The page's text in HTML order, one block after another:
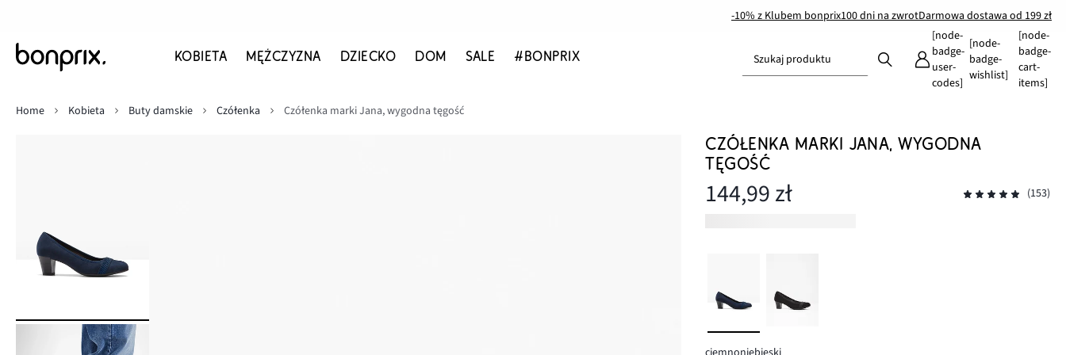
-10% z Klubem bonprix100 dni na zwrotDarmowa dostawa od 199 zł
KOBIETA MĘŻCZYZNA DZIECKO DOM SALE #BONPRIX Szukaj produktu
[node-
badge-
user-
codes]
[node-
badge-
wishlist]
[node-
badge-
cart-
items]
Home
Kobieta Buty damskie Czółenka Czółenka marki Jana, wygodna tęgość
CZÓŁENKA MARKI JANA, WYGODNA
TĘGOŚĆ
144,99 zł (153)